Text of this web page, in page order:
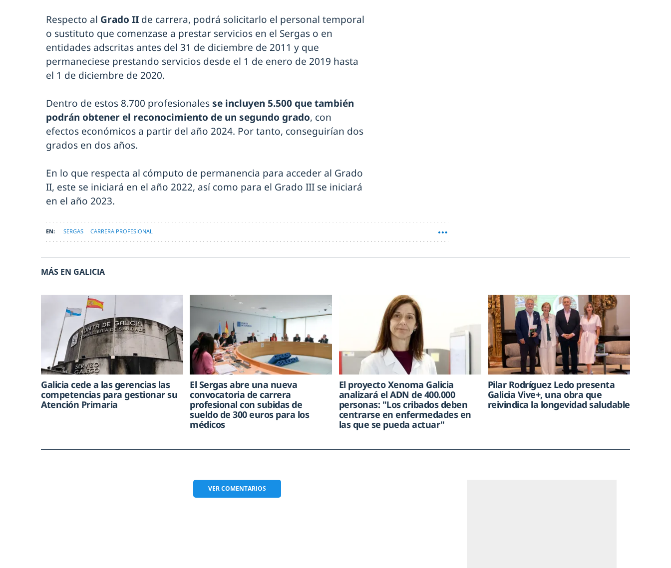
Respecto al Grado II de carrera, podrá solicitarlo el personal temporal
o sustituto que comenzase a prestar servicios en el Sergas o en
entidades adscritas antes del 31 de diciembre de 2011 y que
permaneciese prestando servicios desde el 1 de enero de 2019 hasta
el 1 de diciembre de 2020.
Dentro de estos 8.700 profesionalesse incluyen 5.500 que también
podrán obtener el reconocimiento de un segundo grado, con
efectos económicos a partir del año 2024. Por tanto, conseguirían dos
grados en dos años.
En lo que respecta al cómputo de permanencia para acceder al Grado
II, este se iniciará en el año 2022, así como para el Grado III se iniciará
en el año 2023.
SERGAS CARRERA PROFESIONAL
MÁS EN GALICIA
Galicia cede a las gerencias las
competencias para gestionar su
Atención Primaria
El Sergas abre una nueva
convocatoria de carrera
profesional con subidas de
sueldo de 300 euros para los
médicos
El proyecto Xenoma Galicia
analizará el ADN de 400.000
personas: "Los cribados deben
centrarse en enfermedades en
las que se pueda actuar"
Pilar Rodríguez Ledo presenta
Galicia Vive+, una obra que
reivindica la longevidad saludable
VERCOMENTARIOS